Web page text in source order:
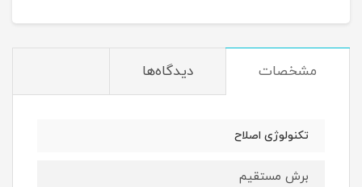
مشخصات دیدگاه‌ها
تکنولوژی اصلاح
برش مستقیم